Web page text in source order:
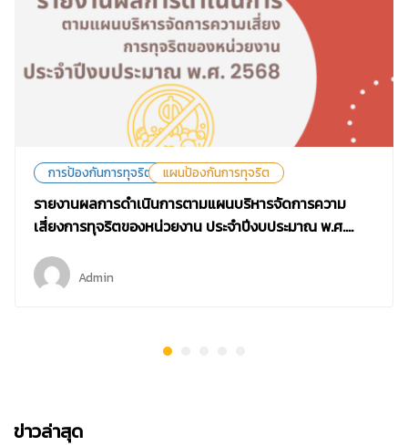
การป้องกันการทุจริต แผนป้องกันการทุจริต
รายงานผลการดำเนินการตามแผนบริหารจัดการความ
เสี่ยงการทุจริตของหน่วยงาน ประจำปีงบประมาณ พ.ศ.
Admin
ข่าวล่าสุด